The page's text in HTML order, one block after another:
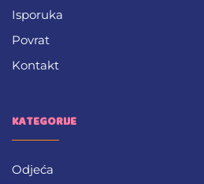
Isporuka
Povrat
Kontakt
KATEGORIJE
Odjeća